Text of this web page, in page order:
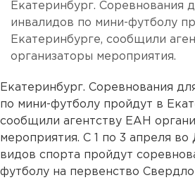
Екатеринбург. Соревнования
инвалидов по мини-футболу
Екатеринбурге, сообщили
организаторы мероприятия.
Екатеринбург. Соревнования
по мини-футболу пройдут в
сообщили агентству ЕАН
мероприятия. С 1 по 3 апреля
видов спорта пройдут
футболу на первенство